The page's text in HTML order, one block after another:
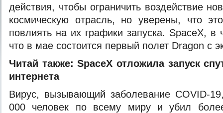
действия, чтобы ограничить воздействие
космическую отрасль, но уверены, что
повлиять на их графики запуска. SpaceX, в
что в мае состоится первый полет Dragon с
Читай также:SpaceX отложила запуск
интернета
Вирус, вызывающий заболевание COVID-
000 человек по всему миру и убил